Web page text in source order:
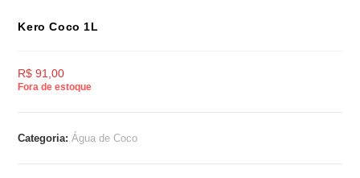
Kero Coco 1L
R$ 91,00
Fora de estoque
Categoria:Água de Coco